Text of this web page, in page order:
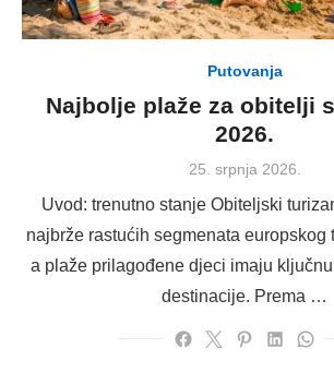
Putovanja
Najbolje plaže za obitelji
2026.
Posted
25. srpnja 2026.
Uvod: trenutno stanje Obiteljski
najbrže rastućih segmenata europskog
a plaže prilagođene djeci imaju
destinacije. Prema …